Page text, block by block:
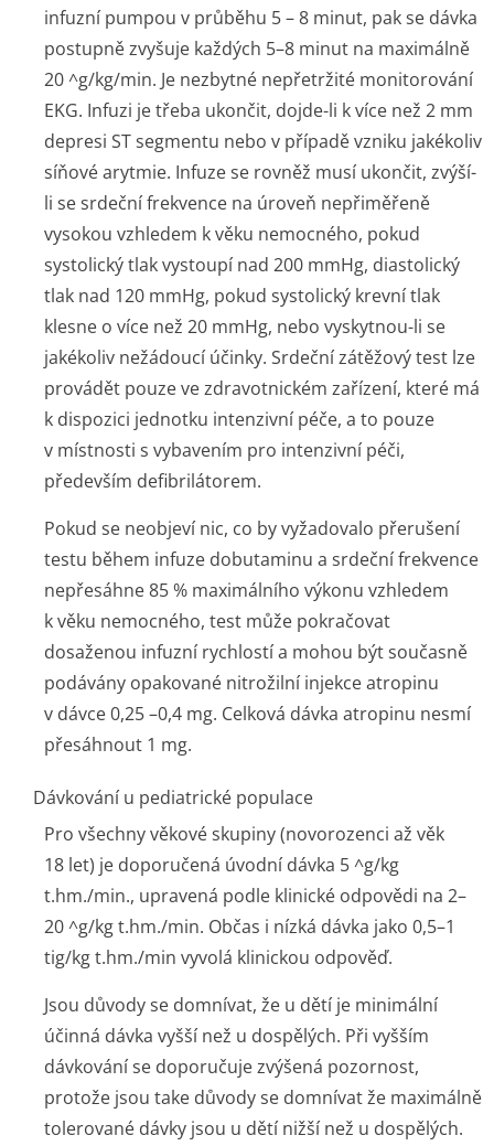
infuzní pumpou v průběhu 5 – 8 minut, pak se dávka
postupně zvyšuje každých 5–8 minut na maximálně
20 ^g/kg/min. Je nezbytné nepřetržité monitorování
EKG. Infuzi je třeba ukončit, dojde-li k více než 2 mm
depresi ST segmentu nebo v případě vzniku jakékoliv
síňové arytmie. Infuze se rovněž musí ukončit, zvýší-
li se srdeční frekvence na úroveň nepřiměřeně
vysokou vzhledem k věku nemocného, pokud
systolický tlak vystoupí nad 200 mmHg, diastolický
tlak nad 120 mmHg, pokud systolický krevní tlak
klesne o více než 20 mmHg, nebo vyskytnou-li se
jakékoliv nežádoucí účinky. Srdeční zátěžový test lze
provádět pouze ve zdravotnickém zařízení, které má
k dispozici jednotku intenzivní péče, a to pouze
v místnosti s vybavením pro intenzivní péči,
především defibrilátorem.
Pokud se neobjeví nic, co by vyžadovalo přerušení
testu během infuze dobutaminu a srdeční frekvence
nepřesáhne 85 % maximálního výkonu vzhledem
k věku nemocného, test může pokračovat
dosaženou infuzní rychlostí a mohou být současně
podávány opakované nitrožilní injekce atropinu
v dávce 0,25 –0,4 mg. Celková dávka atropinu nesmí
přesáhnout 1 mg.
Dávkování u pediatrické populace
Pro všechny věkové skupiny (novorozenci až věk
18 let) je doporučená úvodní dávka 5 ^g/kg
t.hm./min., upravená podle klinické odpovědi na 2–
20 ^g/kg t.hm./min. Občas i nízká dávka jako 0,5–1
tig/kg t.hm./min vyvolá klinickou odpověď.
Jsou důvody se domnívat, že u dětí je minimální
účinná dávka vyšší než u dospělých. Při vyšším
dávkování se doporučuje zvýšená pozornost,
protože jsou take důvody se domnívat že maximálně
tolerované dávky jsou u dětí nižší než u dospělých.